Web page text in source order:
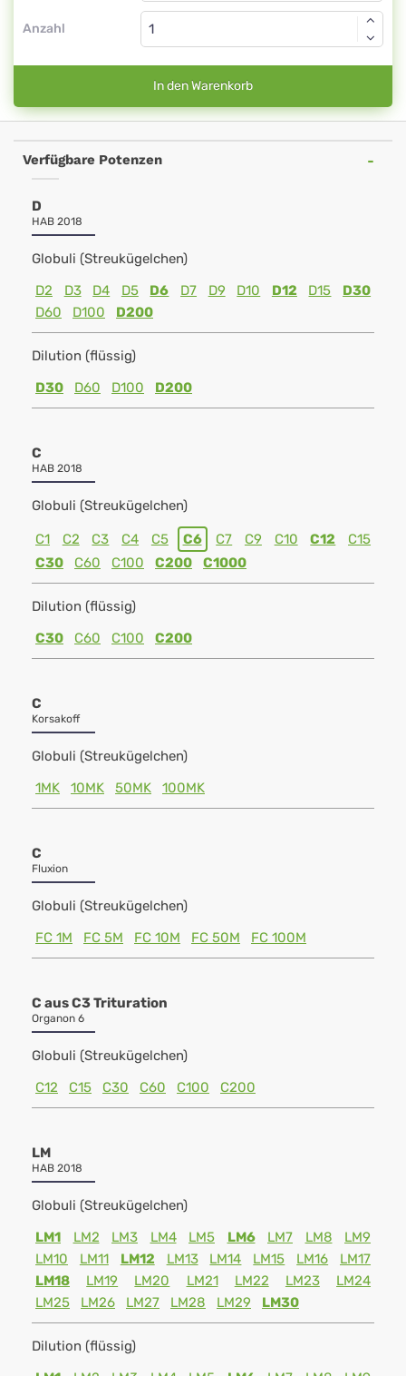
Anzahl
In den Warenkorb
Verfügbare Potenzen
D
HAB 2018
Globuli (Streukügelchen)
D2
D3 D4 D5 D6 D7 D9 D10 D12 D15
D30
D60
D100 D200
Dilution (flüssig)
D30
D60 D100 D200
C
HAB 2018
Globuli (Streukügelchen)
C1 C2 C3 C4 C5 C6 C7 C9 C10 C12
C15
C30
C60 C100 C200 C1000
Dilution (flüssig)
C30
C60 C100 C200
C
Korsakoff
Globuli (Streukügelchen)
1MK
10MK 50MK 100MK
C
Fluxion
Globuli (Streukügelchen)
FC 1M
FC 5M FC 10M FC 50M FC 100M
C aus C3 Trituration
Organon 6
Globuli (Streukügelchen)
C12
C15 C30 C60 C100 C200
LM
HAB 2018
Globuli (Streukügelchen)
LM1
LM2 LM3 LM4 LM5 LM6 LM7 LM8
LM9
LM10
LM11 LM12 LM13 LM14 LM15 LM16
LM17
LM18
LM19 LM20 LM21 LM22 LM23
LM24
LM25
LM26 LM27 LM28 LM29 LM30
Dilution (flüssig)